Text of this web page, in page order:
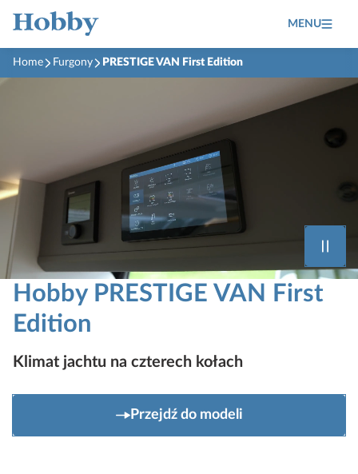
MENU
Home Furgony PRESTIGE VAN First Edition
Hobby PRESTIGE VAN First
Edition
Klimat jachtu na czterech kołach
Przejdź do modeli